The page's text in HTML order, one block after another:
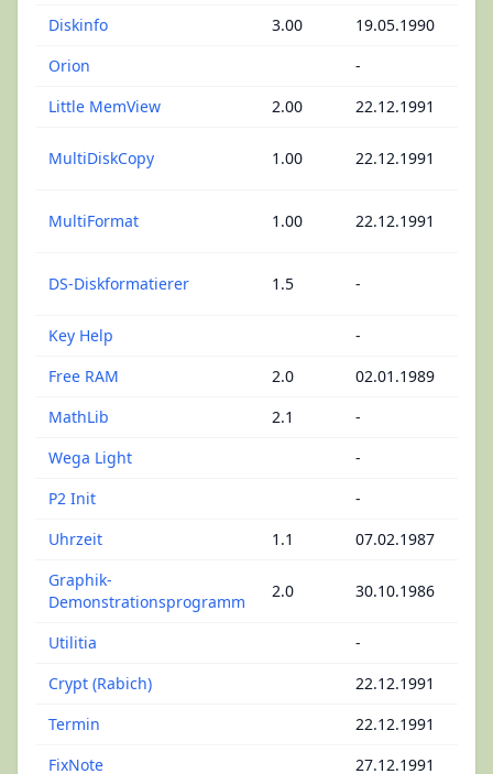
Diskinfo
3.00 19.05.1990
Orion
-
Little MemView
2.00 22.12.1991
MultiDiskCopy 1.00 22.12.1991
MultiFormat 1.00 22.12.1991
DS-Diskformatierer 1.5 -
Key Help
-
Free RAM
2.0 02.01.1989
MathLib
2.1 -
Wega Light
-
P2 Init
-
Uhrzeit
1.1 07.02.1987
Graphik-
Demonstrationsprogramm
2.0 30.10.1986
Utilitia -
Crypt (Rabich)
22.12.1991
Termin
22.12.1991
FixNote
27.12.1991